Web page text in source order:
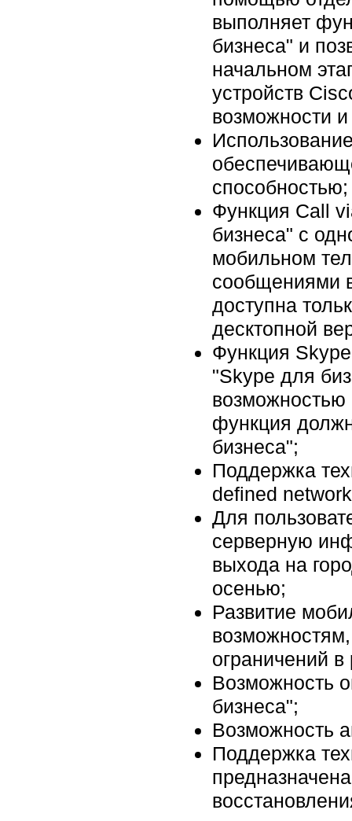
выполняет
бизнеса" и
начальном
устройств
возможности и
способностью;
Функция Call
бизнеса" с
мобильном
сообщениями
доступна
десктопной
Функция
"Skype для
возможностью
функция
бизнеса";
Поддержка
defined
Для
серверную
выхода на
осенью;
Развитие
ограничений
Возможность
бизнеса";
Возможность
Поддержка